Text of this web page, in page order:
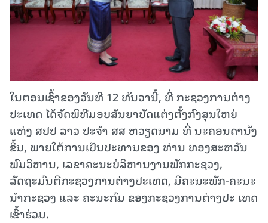
ໃນຕອນເຊົ້າຂອງວັນທີ 12 ທັນວານີ້, ທີ່ ກະຊວງການຕ່າງ
ປະເທດ ໄດ້ຈັດພິທີມອບສັນຍາບັດແຕ່ງຕັ້ງກົງສຸນໃຫຍ່
ແຫ່ງ ສປປ ລາວ ປະຈຳ ສສ ຫວຽດນາມ ທີ່ ນະຄອນດານັງ
ຂຶ້ນ, ພາຍໃຕ້ການເປັນປະທານຂອງ ທ່ານ ທອງສະຫວັນ
ພົມວິຫານ, ເລຂາຄະນະບໍລິຫານງານພັກກະຊວງ,
ລັດຖະມົນຕີກະຊວງການຕ່າງປະເທດ, ມີຄະນະພັກ-ຄະນະ
ນຳກະຊວງ ແລະ ຄະນະກົມ ຂອງກະຊວງການຕ່າງປະ ເທດ
ເຂົ້າຮ່ວມ.